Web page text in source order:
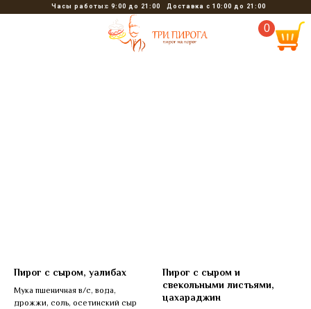
0
Часы работы: Доставка с 10:00 до 21:00
с 9:00 до 21:00
Пирог с сыром, уалибах
Мука пшеничная в/с, вода,
дрожжи, соль, осетинский сыр
Пирог с сыром и
свекольными листьями,
цахараджин